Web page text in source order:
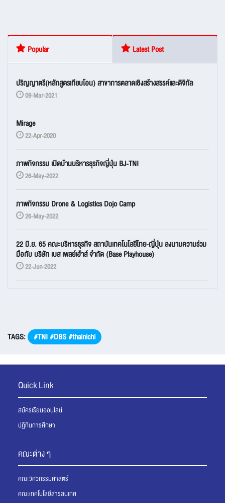
Popular Latest Post
ปริญญาตรี(หลักสูตรเทียบโอน) สาขาการตลาดเชิงสร้างสรรค์และดิจิทัล
09-Mar-2021
Mirage
22-Apr-2020
ภาพกิจกรรม เปิดบ้านบริหารธุรกิจญี่ปุ่น BJ-TNI
26-May-2022
ภาพกิจกรรม Drone & Logistics Dojo Camp
26-May-2022
22 มิ.ย. 65 คณะบริหารธุรกิจ สถาบันเทคโนโลยีไทย-ญี่ปุ่น ลงนามความร่วม
มือกับ บริษัท เบส เพลย์เฮ้าส์ จำกัด (Base Playhouse)
22-Jun-2022
TAGS: #TNI #DBS #thainichi
Quick Link
สมัครเรียนออนไลน์
ปฏิทินการศึกษา
คณะต่าง ๆ
คณะวิศวกรรมศาสตร์
คณะเทคโนโลยีสารสนเทศ